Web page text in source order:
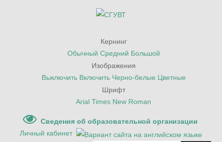
Кернинг
Обычный Средний Большой
Изображения
Выключить Включить Черно-белые Цветные
Шрифт
Arial Times New Roman
Сведения об образовательной организации
Личный кабинет